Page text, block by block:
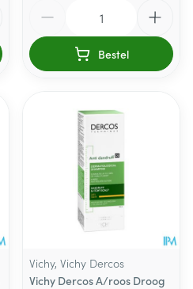
Bestel
Vichy, Vichy Dercos
Vichy Dercos A/roos Droog